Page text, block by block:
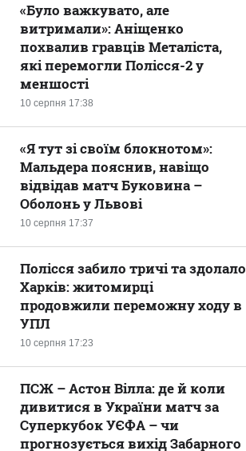
10 серпня 17:38
«Було важкувато, але
витримали»: Аніщенко
похвалив гравців Металіста,
які перемогли Полісся-2 у
меншості
10 серпня 17:37
«Я тут зі своїм блокнотом»:
Мальдера пояснив, навіщо
відвідав матч Буковина –
Оболонь у Львові
10 серпня 17:23
Полісся забило тричі та здолало
Харків: житомирці
продовжили переможну ходу в
УПЛ
ПСЖ – Астон Вілла: де й коли
дивитися в України матч за
Суперкубок УЄФА – чи
прогнозується вихід Забарного